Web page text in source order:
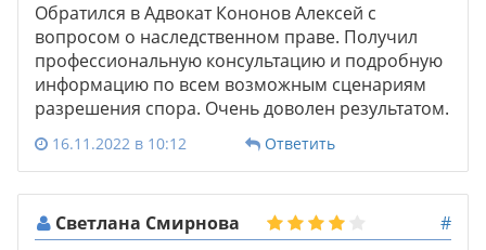
Обратился в Адвокат Кононов Алексей с
вопросом о наследственном праве. Получил
профессиональную консультацию и подробную
информацию по всем возможным сценариям
разрешения спора. Очень доволен результатом.
16.11.2022 в 10:12 Ответить
Светлана Смирнова
#